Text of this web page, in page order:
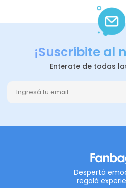
¡Suscribite al
Enterate de todas
Despertá
regalá